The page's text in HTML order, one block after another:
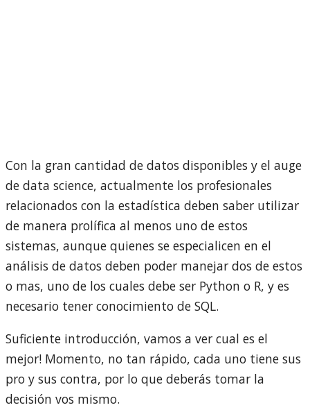
Con la gran cantidad de datos disponibles y el auge
de data science, actualmente los profesionales
relacionados con la estadística deben saber utilizar
de manera prolífica al menos uno de estos
sistemas, aunque quienes se especialicen en el
análisis de datos deben poder manejar dos de estos
o mas, uno de los cuales debe ser Python o R, y es
necesario tener conocimiento de SQL.
Suficiente introducción, vamos a ver cual es el
mejor! Momento, no tan rápido, cada uno tiene sus
pro y sus contra, por lo que deberás tomar la
decisión vos mismo.